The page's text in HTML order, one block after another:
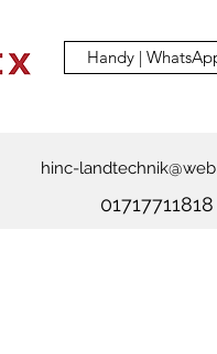
Handy |
hinc-
01717711818